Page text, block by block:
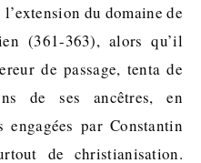
du domaine de
(361-363), alors qu’il
de passage, tenta de
de ses ancêtres, en
par Constantin
de christianisation.